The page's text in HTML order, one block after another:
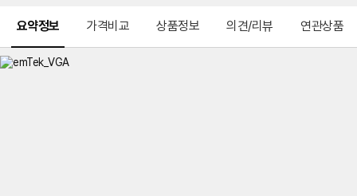
요약정보 가격비교 상품정보 의견/리뷰 연관상품